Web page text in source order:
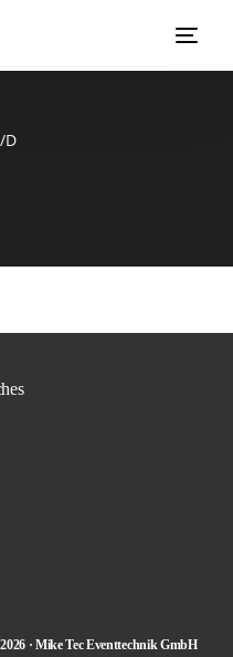
D
· Mike Tec Eventtechnik GmbH